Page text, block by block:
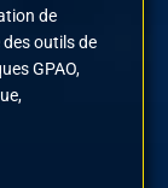
de
outils de
GPAO,